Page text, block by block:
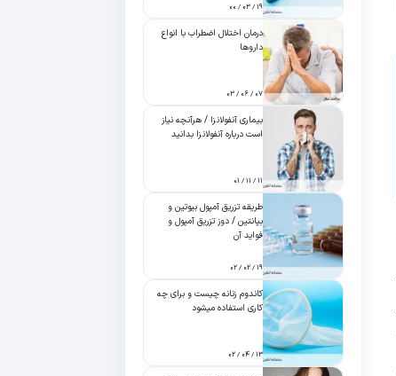
۱۹ / ۰۳ / ۰۰
درمان اختلال اضطراب با انواع
داروها
۰۷ / ۰۶ / ۰۳
بیماری آنفولانزا / هرآنچه نیاز
است درباره آنفولانزا بدانید
۱۱ / ۱۱ / ۰۱
طریقه تزریق آمپول بیوتین و
بپانتین / دوز تزریق آمپول و
فواید آن
۱۹ / ۰۲ / ۰۲
کاندوم زنانه چیست و برای چه
کاری استفاده میشود
۱۳ / ۰۴ / ۰۲